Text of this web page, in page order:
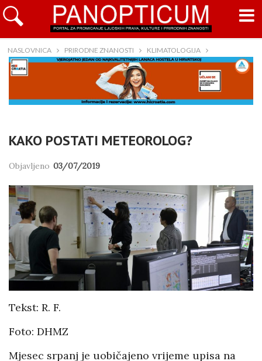
NASLOVNICA PRIRODNE ZNANOSTI KLIMATOLOGIJA
KAKO POSTATI METEOROLOG?
Objavljeno 03/07/2019
Tekst: R. F.
Foto: DHMZ
Mjesec srpanj je uobičajeno vrijeme upisa na